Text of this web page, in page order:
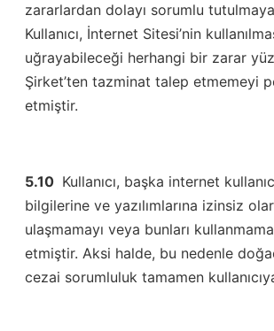
zararlardan dolayı sorumlu
Kullanıcı, İnternet Sitesi’nin
uğrayabileceği herhangi bir zarar
Şirket’ten tazminat talep etmemeyi
etmiştir.
5.10 Kullanıcı, başka internet
bilgilerine ve yazılımlarına izinsiz
ulaşmamayı veya bunları
etmiştir. Aksi halde, bu nedenle
cezai sorumluluk tamamen